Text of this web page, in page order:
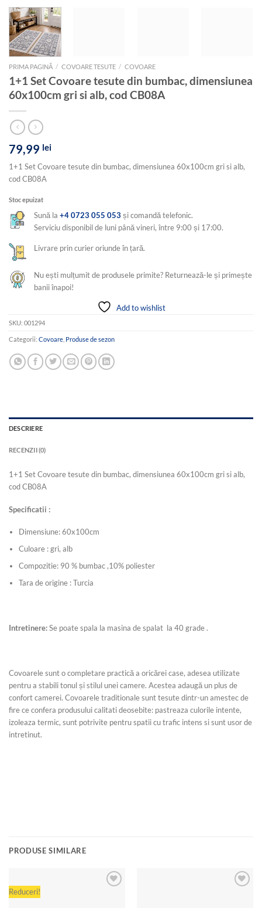
PRIMA PAGINĂ / COVOARE TESUTE / COVOARE
1+1 Set Covoare tesute din bumbac, dimensiunea
60x100cm gri si alb, cod CB08A
79,99 lei
1+1 Set Covoare tesute din bumbac, dimensiunea 60x100cm gri si alb,
cod CB08A
Stoc epuizat
Sună la+4 0723 055 053 și comandă telefonic.
Serviciu disponibil de luni până vineri, între 9:00 și 17:00.
Livrare prin curier oriunde în țară.
Nu ești mulțumit de produsele primite? Returnează-le și primește
banii înapoi!
Add to wishlist
SKU: 001294
Categorii: Covoare Produse de sezon
DESCRIERE
RECENZII (0)
1+1 Set Covoare tesute din bumbac, dimensiunea 60x100cm gri si alb,
cod CB08A
Specificatii :
Dimensiune: 60x100cm
Culoare : gri, alb
Compozitie: 90 % bumbac ,10% poliester
Tara de origine : Turcia
Intretinere:Se poate spala la masina de spalat la 40 grade .
Covoarele sunt o completare practică a oricărei case, adesea utilizate
pentru a stabili tonul și stilul unei camere. Acestea adaugă un plus de
confort camerei. Covoarele traditionale sunt tesute dintr-un amestec de
fire ce confera produsului calitati deosebite: pastreaza culorile intente,
izoleaza termic, sunt potrivite pentru spatii cu trafic intens si sunt usor de
intretinut.
PRODUSE SIMILARE
Reduceri!